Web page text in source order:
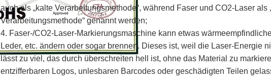
auch als „kalte Verarbeitungsmethode“, während Faser und CO2-Laser als
Verarbeitungsmethode“ genannt werden;
4. Faser-/CO2-Laser-Markierungsmaschine kann etwas
Leder, etc. ändern oder sogar brennen. Dieses ist, weil die Laser-Energie
lässt zu viel, das durch überschreiten hell ist, ohne das Material zu
entzifferbaren Logos, unlesbaren Barcodes oder geschädigten Teilen